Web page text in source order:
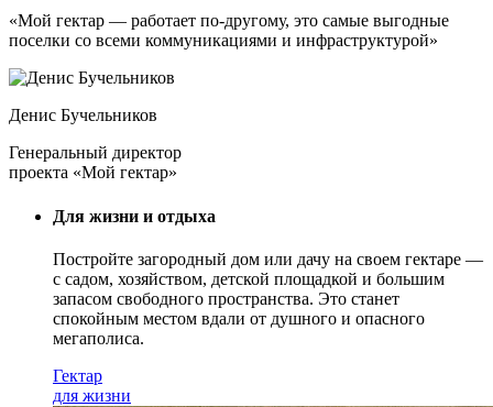
«Мой гектар — работает по-другому, это самые выгодные
поселки со всеми коммуникациями и инфраструктурой»
Денис Бучельников
Генеральный директор
проекта «Мой гектар»
Для жизни и отдыха
Постройте загородный дом или дачу на своем гектаре —
с садом, хозяйством, детской площадкой и большим
запасом свободного пространства. Это станет
спокойным местом вдали от душного и опасного
мегаполиса.
Гектар
для жизни